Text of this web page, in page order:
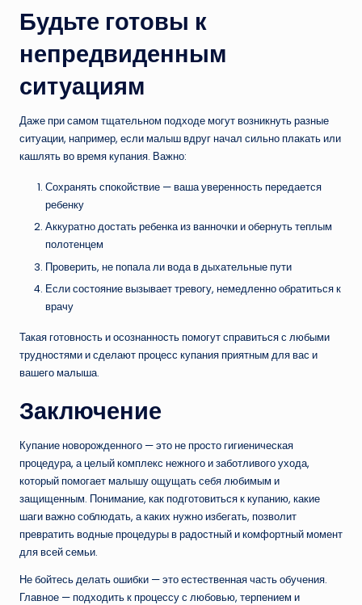
Будьте готовы к
непредвиденным
ситуациям
Даже при самом тщательном подходе могут возникнуть разные
ситуации, например, если малыш вдруг начал сильно плакать или
кашлять во время купания. Важно:
Сохранять спокойствие — ваша уверенность передается
ребенку
Аккуратно достать ребенка из ванночки и обернуть теплым
полотенцем
Проверить, не попала ли вода в дыхательные пути
Если состояние вызывает тревогу, немедленно обратиться к
врачу
Такая готовность и осознанность помогут справиться с любыми
трудностями и сделают процесс купания приятным для вас и
вашего малыша.
Заключение
Купание новорожденного — это не просто гигиеническая
процедура, а целый комплекс нежного и заботливого ухода,
который помогает малышу ощущать себя любимым и
защищенным. Понимание, как подготовиться к купанию, какие
шаги важно соблюдать, а каких нужно избегать, позволит
превратить водные процедуры в радостный и комфортный момент
для всей семьи.
Не бойтесь делать ошибки — это естественная часть обучения.
Главное — подходить к процессу с любовью, терпением и